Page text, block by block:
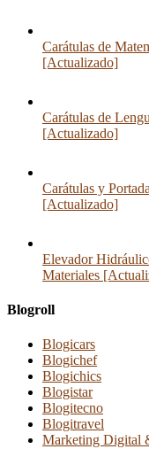
Carátulas de
[Actualizado]
Carátulas de
[Actualizado]
Carátulas y
[Actualizado]
Elevador
Materiales
Blogroll
Blogicars
Blogichef
Blogichics
Blogistar
Blogitecno
Blogitravel
Marketing Digital